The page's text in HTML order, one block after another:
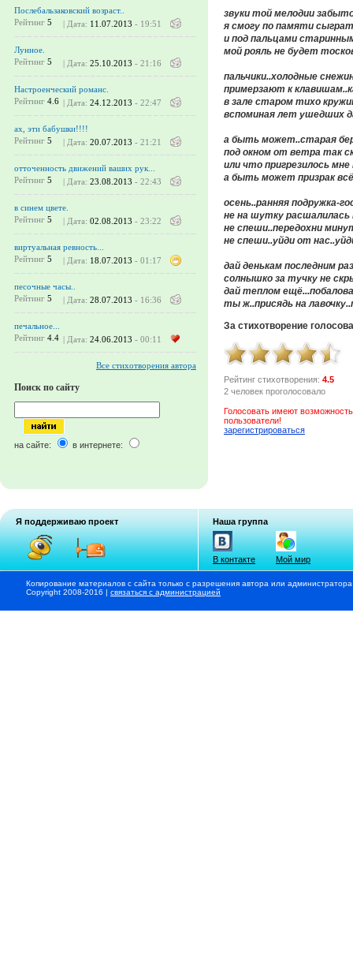
Послебальзаковский возраст..
Рейтинг 5 | Дата: 11.07.2013 - 19:51
Лунное.
Рейтинг 5 | Дата: 25.10.2013 - 21:16
Настроенческий романс.
Рейтинг 4.6 | Дата: 24.12.2013 - 22:47
ах, эти бабушки!!!!
Рейтинг 5 | Дата: 20.07.2013 - 21:21
отточенность движений ваших рук...
Рейтинг 5 | Дата: 23.08.2013 - 22:43
в синем цвете.
Рейтинг 5 | Дата: 02.08.2013 - 23:22
виртуальная ревность...
Рейтинг 5 | Дата: 18.07.2013 - 01:17
песочные часы..
Рейтинг 5 | Дата: 28.07.2013 - 16:36
печальное...
Рейтинг 4.4 | Дата: 24.06.2013 - 00:11
Все стихотворения автора
Поиск по сайту
на сайте: в интернете:
звуки той мелодии
я смогу по памяти
и под пальцами
мой рояль не будет
пальчики..холодные
примерзают к
в зале старом тихо
вспоминая лет ушедших
а быть может..старая
под окном от ветра так
или что пригрезилось мне
а быть может призрак
осень..ранняя подружка-
не на шутку
не спеши..передохни
не спеши..уйди от
дай денькам последним
солнышко за тучку не
дай теплом
ты ж..присядь на
За стихотворение
Рейтинг стихотворения: 4.5
2 человек проголосовало
Голосовать имеют
пользователи!
зарегистрироваться
Я поддерживаю проект Наша группа
В контакте Мой мир
Копирование материалов с сайта только с разрешения автора или
Copyright 2008-2016 | связаться с администрацией